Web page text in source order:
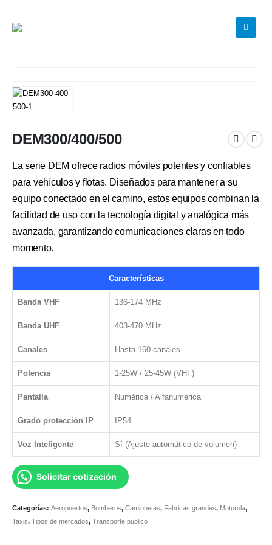
DEM300/400/500
La serie DEM ofrece radios móviles potentes y confiables
para vehículos y flotas. Diseñados para mantener a su
equipo conectado en el camino, estos equipos combinan la
facilidad de uso con la tecnología digital y analógica más
avanzada, garantizando comunicaciones claras en todo
momento.
Características
Banda VHF 136-174 MHz
Banda UHF 403-470 MHz
Canales Hasta 160 canales
Potencia 1-25W / 25-45W (VHF)
Pantalla Numérica / Alfanumérica
Grado protección IP IP54
Voz Inteligente Sí (Ajuste automático de volumen)
Solicitar cotización
Categorías: Aeropuertos, Bomberos, Camionetas, Fabricas grandes, Motorola,
Taxis, Tipos de mercados, Transporte publico